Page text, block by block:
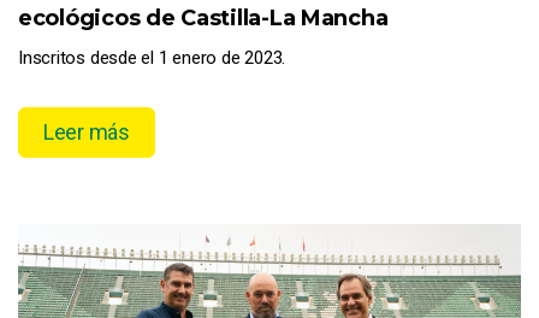
ecológicos de Castilla-La Mancha
Inscritos desde el 1 enero de 2023.
Leer más